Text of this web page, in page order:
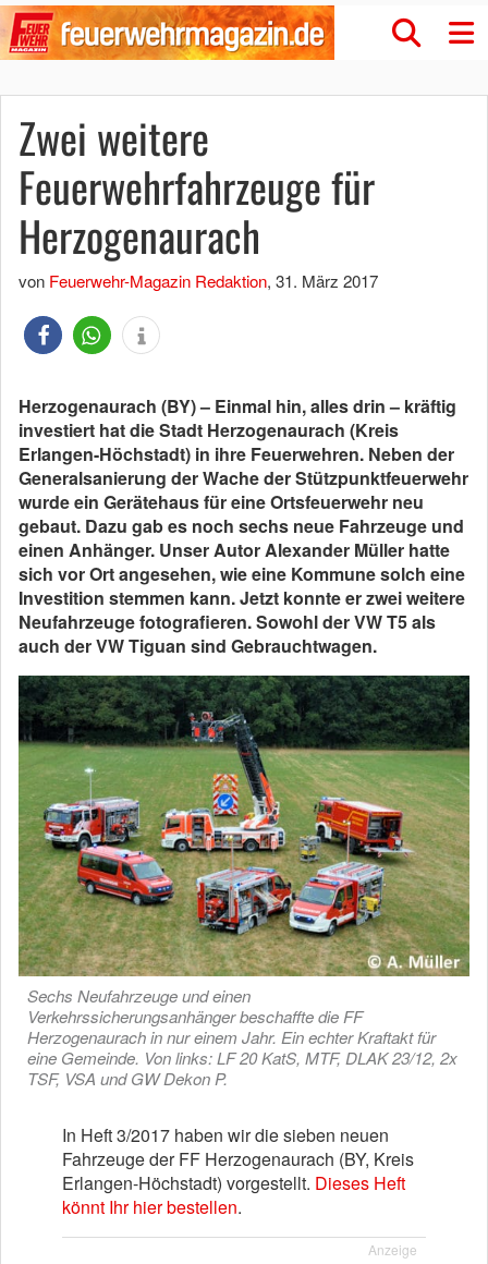
Zwei weitere
Feuerwehrfahrzeuge für
Herzogenaurach
von Feuerwehr-Magazin Redaktion, 31. März 2017
Herzogenaurach (BY) – Einmal hin, alles drin – kräftig
investiert hat die Stadt Herzogenaurach (Kreis
Erlangen-Höchstadt) in ihre Feuerwehren. Neben der
Generalsanierung der Wache der Stützpunktfeuerwehr
wurde ein Gerätehaus für eine Ortsfeuerwehr neu
gebaut. Dazu gab es noch sechs neue Fahrzeuge und
einen Anhänger. Unser Autor Alexander Müller hatte
sich vor Ort angesehen, wie eine Kommune solch eine
Investition stemmen kann. Jetzt konnte er zwei weitere
Neufahrzeuge fotografieren.Sowohl der VW T5 als
auch der VW Tiguan sind Gebrauchtwagen.
Sechs Neufahrzeuge und einen
Verkehrssicherungsanhänger beschaffte die FF
Herzogenaurach in nur einem Jahr. Ein echter Kraftakt für
eine Gemeinde. Von links: LF 20 KatS, MTF, DLAK 23/12, 2x
TSF, VSA und GW Dekon P.
In Heft 3/2017 haben wir die sieben neuen
Fahrzeuge der FF Herzogenaurach (BY, Kreis
Erlangen-Höchstadt) vorgestellt. Dieses Heft
könnt Ihr hier bestellen.
Anzeige